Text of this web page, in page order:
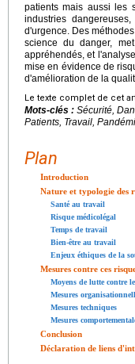
patients mais aussi les
industries
d'urgence. Des
science du danger,
appréhendés, et
mise en évidence de
d'amélioration de la
Le texte complet de cet
Mots-clés : Sécurité,
Patients, Travail,
Plan
Introduction
Nature et typologie des
Santé au travail
Risque médicolégal
Temps de travail
Bien-être au travail
Enjeux éthiques de la
Mesures contre ces
Moyens de lutte contre
Mesures
Mesures techniques
Mesures
Conclusion
Déclaration de liens